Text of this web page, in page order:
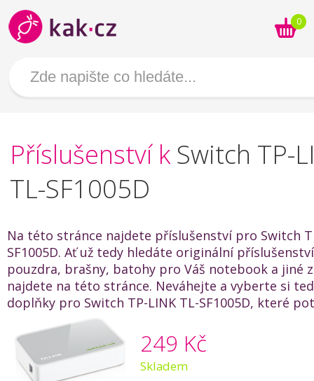
0
Příslušenství k Switch TP-
TL-SF1005D
Na této stránce najdete příslušenství pro Switch
SF1005D. Ať už tedy hledáte originální
pouzdra, brašny, batohy pro Váš notebook a jiné
najdete na této stránce. Neváhejte a vyberte si
doplňky pro Switch TP-LINK TL-SF1005D, které
249 Kč
Skladem